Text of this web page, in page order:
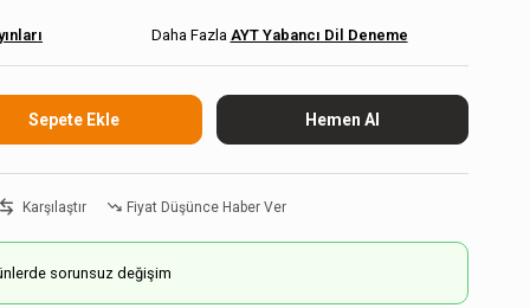
AYT Yabancı Dil Deneme
Karşılaştır Fiyat Düşünce Haber Ver
sorunsuz değişim